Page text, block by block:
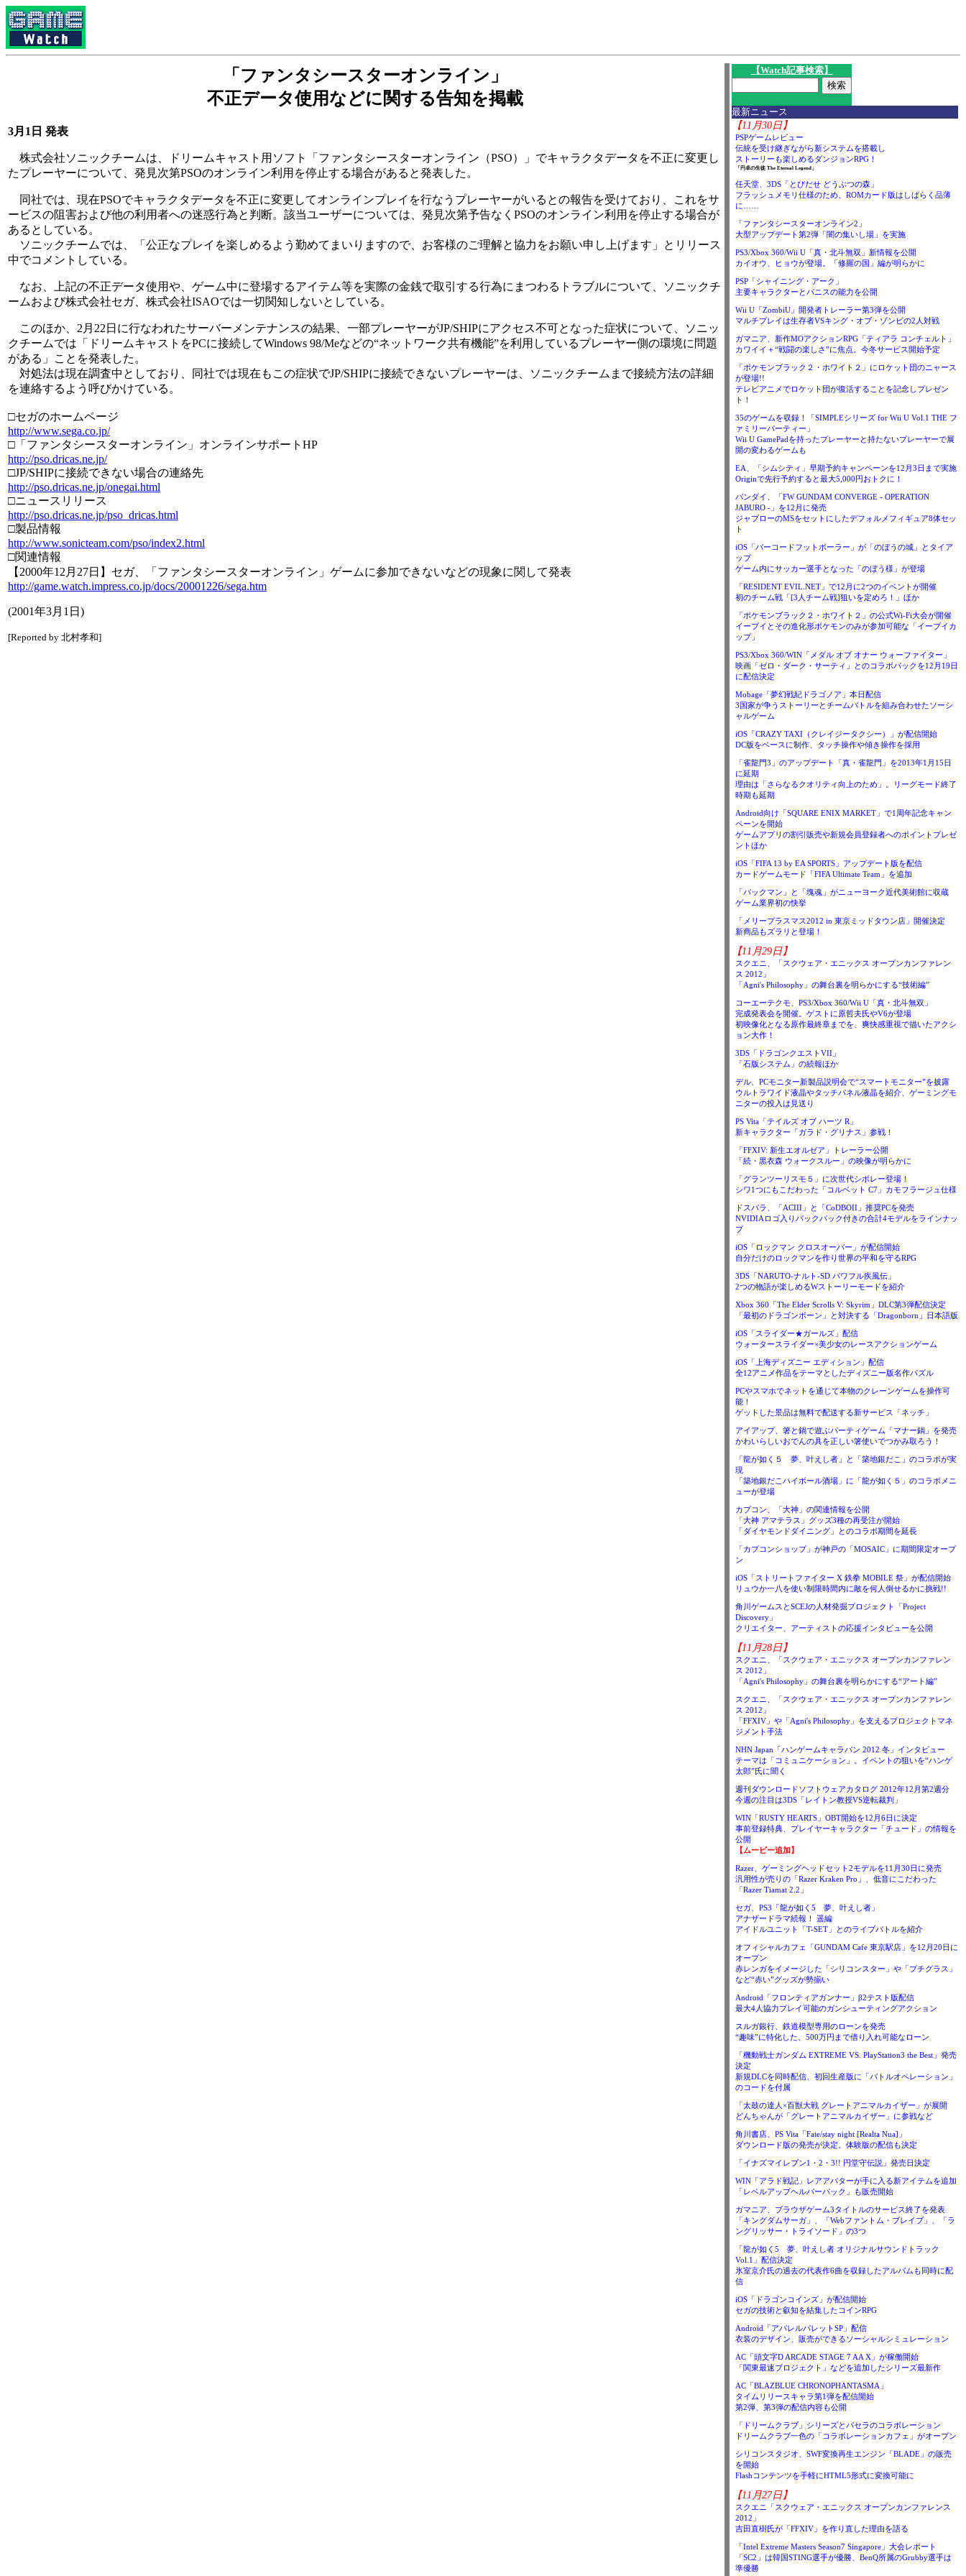
「ファンタシースターオンライン」
不正データ使用などに関する告知を掲載
3月1日 発表
株式会社ソニックチームは、ドリームキャスト用ソフト「ファンタシースターオンライン（PSO）」でキャラクタデータを不正に変更し
たプレーヤーについて、発見次第PSOのオンライン利用を停止する場合があると発表した。
同社では、現在PSOでキャラクタデータを不正に変更してオンラインプレイを行なうプレーヤーがいるとの報告を受けており、これをサ
ービスの阻害および他の利用者への迷惑行為と判断。該当ユーザーについては、発見次第予告なくPSOのオンライン利用を停止する場合が
あるとしている。
ソニックチームでは、「公正なプレイを楽しめるよう勤めてまいりますので、お客様のご理解と協力をお願い申し上げます」とリリース
中でコメントしている。
なお、上記の不正データ使用や、ゲーム中に登場するアイテム等を実際の金銭で取引する行為にまつわるトラブルについて、ソニックチ
ームおよび株式会社セガ、株式会社ISAOでは一切関知しないとしている。
このほか、2月22日に行なわれたサーバーメンテナンスの結果、一部プレーヤーがJP/SHIPにアクセス不可となった症状について、ソニッ
クチームでは「ドリームキャストをPCに接続してWindows 98/Meなどの“ネットワーク共有機能”を利用しているプレーヤー側の環境に問題
がある」ことを発表した。
対処法は現在調査中としており、同社では現在もこの症状でJP/SHIPに接続できないプレーヤーは、ソニックチームまで接続方法の詳細
を連絡するよう呼びかけている。
□セガのホームページ
http://www.sega.co.jp/
□「ファンタシースターオンライン」オンラインサポートHP
http://pso.dricas.ne.jp/
□JP/SHIPに接続できない場合の連絡先
http://pso.dricas.ne.jp/onegai.html
□ニュースリリース
http://pso.dricas.ne.jp/pso_dricas.html
□製品情報
http://www.sonicteam.com/pso/index2.html
□関連情報
【2000年12月27日】セガ、「ファンタシースターオンライン」ゲームに参加できないなどの現象に関して発表
http://game.watch.impress.co.jp/docs/20001226/sega.htm
(2001年3月1日)
[Reported by 北村孝和]
【Watch記事検索】
最新ニュース
【11月30日】
PSPゲームレビュー
伝統を受け継ぎながら新システムを搭載し
ストーリーも楽しめるダンジョンRPG！
「円卓の生徒 The Eternal Legend」
任天堂、3DS「とびだせ どうぶつの森」
フラッシュメモリ仕様のため、ROMカード版はしばらく品薄
に……
「ファンタシースターオンライン2」
大型アップデート第2弾「闇の集いし場」を実施
PS3/Xbox 360/Wii U「真・北斗無双」新情報を公開
カイオウ、ヒョウが登場。「修羅の国」編が明らかに
PSP「シャイニング・アーク」
主要キャラクターとパニスの能力を公開
Wii U「ZombiU」開発者トレーラー第3弾を公開
マルチプレイは生存者VSキング・オブ・ゾンビの2人対戦
ガマニア、新作MOアクションRPG「ティアラ コンチェルト」
カワイイ＋“戦闘の楽しさ”に焦点。今冬サービス開始予定
「ポケモンブラック２・ホワイト２」にロケット団のニャース
が登場!!
テレビアニメでロケット団が復活することを記念しプレゼン
ト！
35のゲームを収録！「SIMPLEシリーズ for Wii U Vol.1 THE フ
ァミリーパーティー」
Wii U GamePadを持ったプレーヤーと持たないプレーヤーで展
開の変わるゲームも
EA、「シムシティ」早期予約キャンペーンを12月3日まで実施
Originで先行予約すると最大5,000円おトクに！
バンダイ、「FW GUNDAM CONVERGE - OPERATION
JABURO -」を12月に発売
ジャブローのMSをセットにしたデフォルメフィギュア8体セッ
ト
iOS「バーコードフットボーラー」が「のぼうの城」とタイア
ップ
ゲーム内にサッカー選手となった「のぼう様」が登場
「RESIDENT EVIL.NET」で12月に2つのイベントが開催
初のチーム戦「[3人チーム戦]狙いを定めろ！」ほか
「ポケモンブラック２・ホワイト２」の公式Wi-Fi大会が開催
イーブイとその進化形ポケモンのみが参加可能な「イーブイカ
ップ」
PS3/Xbox 360/WIN「メダル オブ オナー ウォーファイター」
映画「ゼロ・ダーク・サーティ」とのコラボパックを12月19日
に配信決定
Mobage「夢幻戦紀ドラゴノア」本日配信
3国家が争うストーリーとチームバトルを組み合わせたソーシ
ャルゲーム
iOS「CRAZY TAXI（クレイジータクシー）」が配信開始
DC版をベースに制作、タッチ操作や傾き操作を採用
「雀龍門3」のアップデート「真・雀龍門」を2013年1月15日
に延期
理由は「さらなるクオリティ向上のため」。リーグモード終了
時期も延期
Android向け「SQUARE ENIX MARKET」で1周年記念キャン
ペーンを開始
ゲームアプリの割引販売や新規会員登録者へのポイントプレゼ
ントほか
iOS「FIFA 13 by EA SPORTS」アップデート版を配信
カードゲームモード「FIFA Ultimate Team」を追加
「パックマン」と「塊魂」がニューヨーク近代美術館に収蔵
ゲーム業界初の快挙
「メリープラスマス2012 in 東京ミッドタウン店」開催決定
新商品もズラリと登場！
【11月29日】
スクエニ、「スクウェア・エニックス オープンカンファレン
ス 2012」
「Agni's Philosophy」の舞台裏を明らかにする“技術編”
コーエーテクモ、PS3/Xbox 360/Wii U「真・北斗無双」
完成発表会を開催。ゲストに原哲夫氏やV6が登場
初映像化となる原作最終章までを、爽快感重視で描いたアクシ
ョン大作！
3DS「ドラゴンクエストVII」
「石版システム」の続報ほか
デル、PCモニター新製品説明会で“スマートモニター”を披露
ウルトラワイド液晶やタッチパネル液晶を紹介、ゲーミングモ
ニターの投入は見送り
PS Vita「テイルズ オブ ハーツ R」
新キャラクター「ガラド・グリナス」参戦！
「FFXIV: 新生エオルゼア」トレーラー公開
「続・黒衣森 ウォークスルー」の映像が明らかに
「グランツーリスモ５」に次世代シボレー登場！
シワ1つにもこだわった「コルベット C7」カモフラージュ仕様
ドスパラ、「ACIII」と「CoDBOII」推奨PCを発売
NVIDIAロゴ入りバックパック付きの合計4モデルをラインナッ
プ
iOS「ロックマン クロスオーバー」が配信開始
自分だけのロックマンを作り世界の平和を守るRPG
3DS「NARUTO-ナルト-SD パワフル疾風伝」
2つの物語が楽しめるWストーリーモードを紹介
Xbox 360「The Elder Scrolls V: Skyrim」DLC第3弾配信決定
「最初のドラゴンボーン」と対決する「Dragonborn」日本語版
iOS「スライダー★ガールズ」配信
ウォータースライダー×美少女のレースアクションゲーム
iOS「上海ディズニー エディション」配信
全12アニメ作品をテーマとしたディズニー版名作パズル
PCやスマホでネットを通じて本物のクレーンゲームを操作可
能！
ゲットした景品は無料で配送する新サービス「ネッチ」
アイアップ、箸と鍋で遊ぶパーティゲーム「マナー鍋」を発売
かわいらしいおでんの具を正しい箸使いでつかみ取ろう！
「龍が如く５ 夢、叶えし者」と「築地銀だこ」のコラボが実
現
「築地銀だこハイボール酒場」に「龍が如く５」のコラボメニ
ューが登場
カプコン、「大神」の関連情報を公開
「大神 アマテラス」グッズ3種の再受注が開始
「ダイヤモンドダイニング」とのコラボ期間を延長
「カプコンショップ」が神戸の「MOSAIC」に期間限定オープ
ン
iOS「ストリートファイター X 鉄拳 MOBILE 祭」が配信開始
リュウか一八を使い制限時間内に敵を何人倒せるかに挑戦!!
角川ゲームスとSCEJの人材発掘プロジェクト「Project
Discovery」
クリエイター、アーティストの応援インタビューを公開
【11月28日】
スクエニ、「スクウェア・エニックス オープンカンファレン
ス 2012」
「Agni's Philosophy」の舞台裏を明らかにする“アート編”
スクエニ、「スクウェア・エニックス オープンカンファレン
ス 2012」
「FFXIV」や「Agni's Philosophy」を支えるプロジェクトマネ
ジメント手法
NHN Japan「ハンゲームキャラバン 2012 冬」インタビュー
テーマは「コミュニケーション」。イベントの狙いを“ハンゲ
太郎”氏に聞く
週刊ダウンロードソフトウェアカタログ 2012年12月第2週分
今週の注目は3DS「レイトン教授VS逆転裁判」
WIN「RUSTY HEARTS」OBT開始を12月6日に決定
事前登録特典、プレイヤーキャラクター「チュード」の情報を
公開
【ムービー追加】
Razer、ゲーミングヘッドセット2モデルを11月30日に発売
汎用性が売りの「Razer Kraken Pro」、低音にこだわった
「Razer Tiamat 2.2」
セガ、PS3「龍が如く5 夢、叶えし者」
アナザードラマ続報！ 遥編
アイドルユニット「T-SET」とのライブバトルを紹介
オフィシャルカフェ「GUNDAM Cafe 東京駅店」を12月20日に
オープン
赤レンガをイメージした「シリコンスター」や「プチグラス」
など“赤い”グッズが勢揃い
Android「フロンティアガンナー」β2テスト版配信
最大4人協力プレイ可能のガンシューティングアクション
スルガ銀行、鉄道模型専用のローンを発売
“趣味”に特化した、500万円まで借り入れ可能なローン
「機動戦士ガンダム EXTREME VS. PlayStation3 the Best」発売
決定
新規DLCを同時配信、初回生産版に「バトルオペレーション」
のコードを付属
「太鼓の達人×百獣大戦 グレートアニマルカイザー」が展開
どんちゃんが「グレートアニマルカイザー」に参戦など
角川書店、PS Vita「Fate/stay night [Realta Nua]」
ダウンロード版の発売が決定。体験版の配信も決定
「イナズマイレブン1・2・3!! 円堂守伝説」発売日決定
WIN「アラド戦記」レアアバターが手に入る新アイテムを追加
「レベルアップヘルパーパック」も販売開始
ガマニア、ブラウザゲーム3タイトルのサービス終了を発表
「キングダムサーガ」、「Webファントム・ブレイブ」、「ラ
ングリッサー・トライソード」の3つ
「龍が如く5 夢、叶えし者 オリジナルサウンドトラック
Vol.1」配信決定
氷室京介氏の過去の代表作6曲を収録したアルバムも同時に配
信
iOS「ドラゴンコインズ」が配信開始
セガの技術と叡知を結集したコインRPG
Android「アパレルパレットSP」配信
衣装のデザイン、販売ができるソーシャルシミュレーション
AC「頭文字D ARCADE STAGE 7 AA X」が稼働開始
「関東最速プロジェクト」などを追加したシリーズ最新作
AC「BLAZBLUE CHRONOPHANTASMA」
タイムリリースキャラ第1弾を配信開始
第2弾、第3弾の配信内容も公開
「ドリームクラブ」シリーズとパセラのコラボレーション
ドリームクラブ一色の「コラボレーションカフェ」がオープン
シリコンスタジオ、SWF変換再生エンジン「BLADE」の販売
を開始
Flashコンテンツを手軽にHTML5形式に変換可能に
【11月27日】
スクエニ「スクウェア・エニックス オープンカンファレンス
2012」
吉田直樹氏が「FFXIV」を作り直した理由を語る
「Intel Extreme Masters Season7 Singapore」大会レポート
「SC2」は韓国STING選手が優勝、BenQ所属のGrubby選手は
準優勝